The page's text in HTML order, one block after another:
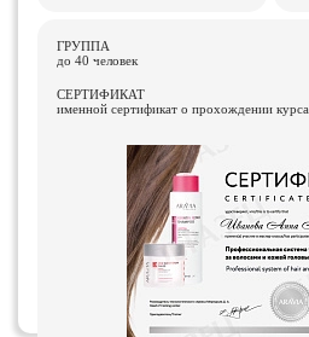
ГРУППА
до 40 человек
СЕРТИФИКАТ
именной сертификат о прохождении курса